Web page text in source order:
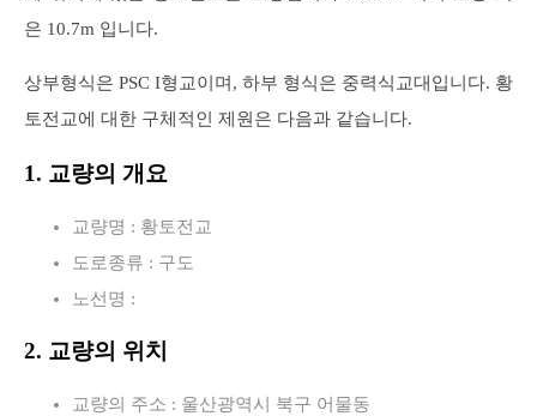
은 10.7m 입니다.
상부형식은 PSC I형교이며, 하부 형식은 중력식교대입니다. 황
토전교에 대한 구체적인 제원은 다음과 같습니다.
1. 교량의 개요
교량명 : 황토전교
도로종류 : 구도
노선명 :
2. 교량의 위치
교량의 주소 : 울산광역시 북구 어물동